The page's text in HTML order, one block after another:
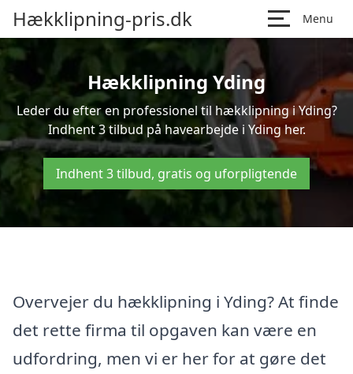
Hækklipning-pris.dk Menu
Hækklipning Yding
Leder du efter en professionel til hækklipning i Yding?
Indhent 3 tilbud på havearbejde i Yding her.
Indhent 3 tilbud, gratis og uforpligtende
Overvejer du hækklipning i Yding? At finde
det rette firma til opgaven kan være en
udfordring, men vi er her for at gøre det